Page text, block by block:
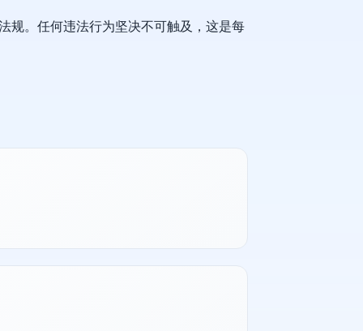
规。任何违法行为坚决不可触及，这是每